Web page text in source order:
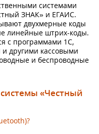
системами
ЗНАК» и ЕГАИС.
двухмерные коды
линейные штрих-коды.
с программами 1С,
другими кассовыми
и беспроводные
«Честный